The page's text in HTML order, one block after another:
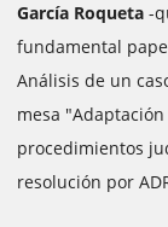
García Roqueta -
fundamental
Análisis de un
mesa
procedimientos
resolución por